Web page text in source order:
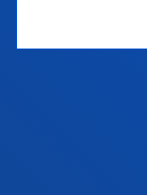
Conoce la sede